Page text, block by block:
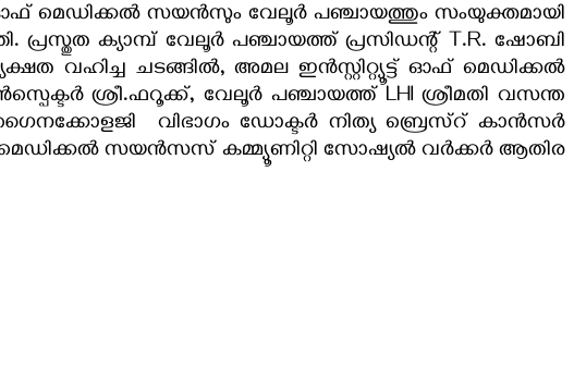
ഓഫ് മെഡിക്കൽ സയൻസും വേലൂർ പഞ്ചായത്തും സംയുക്തമായി
പ്രസ്തുത ക്യാമ്പ് വേലൂർ പഞ്ചായത്ത് പ്രസിഡൻ്റ് T.R. ഷോബി
വഹിച്ച ചടങ്ങിൽ, അമല ഇൻസ്റ്റിറ്റ്യൂട്ട് ഓഫ് മെഡിക്കൽ
ശ്രീ.ഫറൂക്ക്, വേലൂർ പഞ്ചായത്ത് LHI ശ്രീമതി വസന്ത
വിഭാഗം ഡോക്ടർ നിത്യ ബ്രെസ്റ് കാൻസർ
മെഡിക്കൽ സയൻസസ് കമ്മ്യൂണിറ്റി സോഷ്യൽ വർക്കർ ആതിര